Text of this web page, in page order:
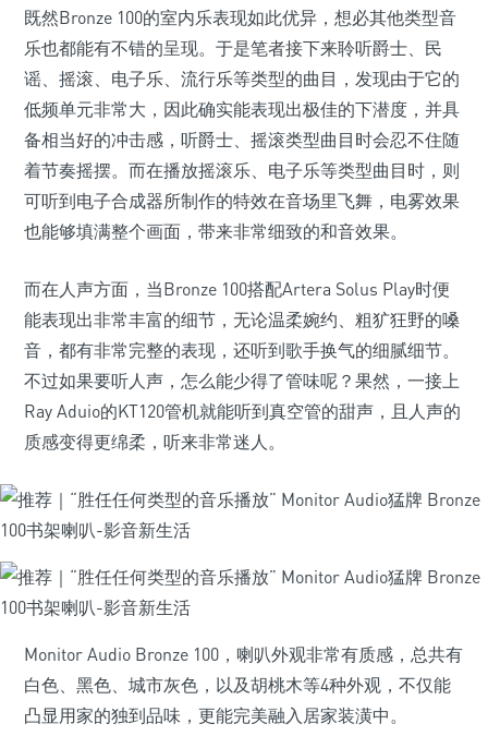
既然Bronze 100的室内乐表现如此优异，想必其他类型音
乐也都能有不错的呈现。于是笔者接下来聆听爵士、民
谣、摇滚、电子乐、流行乐等类型的曲目，发现由于它的
低频单元非常大，因此确实能表现出极佳的下潜度，并具
备相当好的冲击感，听爵士、摇滚类型曲目时会忍不住随
着节奏摇摆。而在播放摇滚乐、电子乐等类型曲目时，则
可听到电子合成器所制作的特效在音场里飞舞，电雾效果
也能够填满整个画面，带来非常细致的和音效果。
而在人声方面，当Bronze 100搭配Artera Solus Play时便
能表现出非常丰富的细节，无论温柔婉约、粗犷狂野的嗓
音，都有非常完整的表现，还听到歌手换气的细腻细节。
不过如果要听人声，怎么能少得了管味呢？果然，一接上
Ray Aduio的KT120管机就能听到真空管的甜声，且人声的
质感变得更绵柔，听来非常迷人。
Monitor Audio Bronze 100，喇叭外观非常有质感，总共有
白色、黑色、城市灰色，以及胡桃木等4种外观，不仅能
凸显用家的独到品味，更能完美融入居家装潢中。